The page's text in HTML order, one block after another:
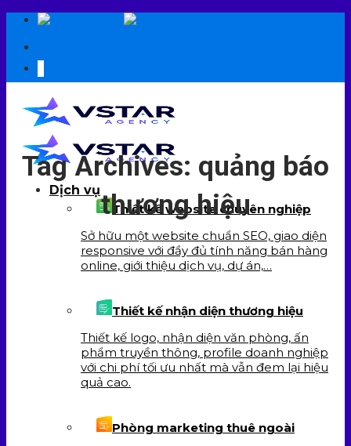
Skip
content
Dịch vụ
Thiết kế website chuyên nghiệp
Sở hữu một website chuẩn SEO, giao diện
responsive với đầy đủ tính năng bán hàng
online, giới thiệu dịch vụ, dự án,…
Thiết kế nhận diện thương hiệu
Thiết kế logo, nhận diện văn phòng, ấn
phẩm truyền thông, profile doanh nghiệp
với chi phí tối ưu nhất mà vẫn đem lại hiệu
quả cao.
Phòng marketing thuê ngoài
Tag Archives: quảng báo
thương hiệu